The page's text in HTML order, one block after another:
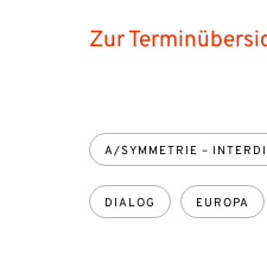
Zur
A/SYMMETRIE –
DIALOG EUROPA